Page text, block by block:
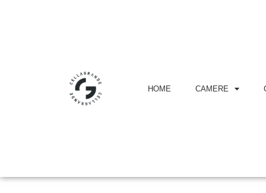
HOME CAMERE